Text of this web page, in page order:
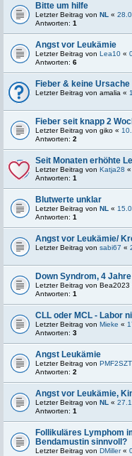
Bitte um hilfe
Letzter Beitrag von NL «
Antworten: 1
Angst vor Leukämie
Letzter Beitrag von Lea10 «
Antworten: 6
Fieber & keine Ursache
Letzter Beitrag von amalia «
Fieber seit knapp 2
Letzter Beitrag von giko «
Antworten: 2
Seit Monaten erhöhte
Letzter Beitrag von Katja28 «
Antworten: 1
Blutwerte unklar
Letzter Beitrag von NL «
Antworten: 1
Angst vor Leukämie/
Letzter Beitrag von sabi67 «
Down Syndrom, 4
Letzter Beitrag von Bea2023
Antworten: 1
CLL oder MCL - Labor
Letzter Beitrag von Mieke «
Antworten: 3
Angst Leukämie
Letzter Beitrag von PMF2SZT
Antworten: 2
Angst vor Leukämie,
Letzter Beitrag von NL «
Antworten: 1
Follikuläres Lymphom
Bendamustin sinnvoll?
Letzter Beitrag von DMiller«